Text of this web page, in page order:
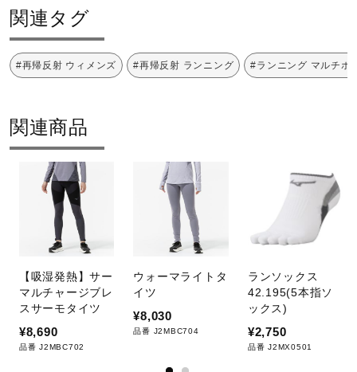
関連タグ
#再帰反射 ウィメンズ #再帰反射 ランニング #ランニング マルチポ
関連商品
【吸湿発熱】サー
マルチャージブレ
スサーモタイツ
¥8,690
品番 J2MBC702
ウォーマライトタ
イツ
¥8,030
品番 J2MBC704
ランソックス
42.195(5本指ソ
ックス)
¥2,750
品番 J2MX0501